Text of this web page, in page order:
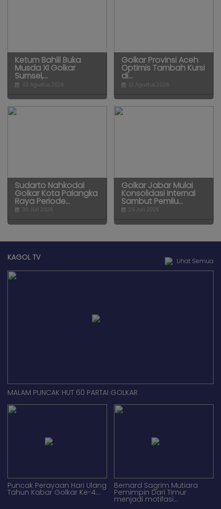
Ketum Bahlil Buka
Musda XI Golkar
Sumsel,...
03 Agustus 2026
Golkar Provinsi Aceh
Optimis Tambah Kursi
di...
01 Agustus 2026
Sudarto Nahkodai
Golkar Kota Palangka
Raya Periode...
30 Juli 2026
Golkar Jabar Mulai
Konsolidasi Internal
Sambut Pemilu...
25 Juli 2026
KAGOL TV Lihat Semua
MALAM PUNCAK HUT 60 PARTAI GOLKAR
Puncak Perayaan Hari Ulang
Tahun Kabar Golkar Ke-4...
Bernard Sagrim Mutiara
Pemimpin Dari Timur
menjadi motifasi...